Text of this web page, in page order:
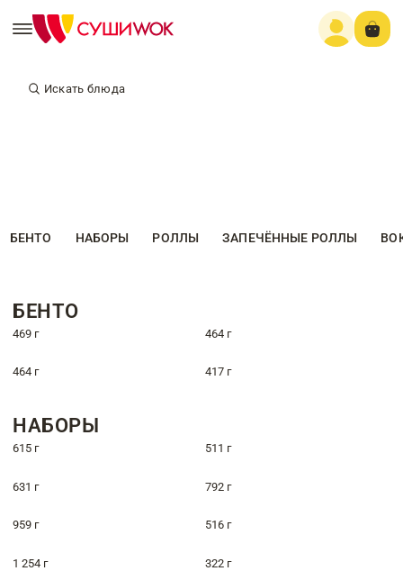
Искать блюда
БЕНТО НАБОРЫ РОЛЛЫ ЗАПЕЧЁННЫЕ РОЛЛЫ
БЕНТО
469 г 464 г
464 г 417 г
НАБОРЫ
615 г 511 г
631 г 792 г
959 г 516 г
1 254 г 322 г